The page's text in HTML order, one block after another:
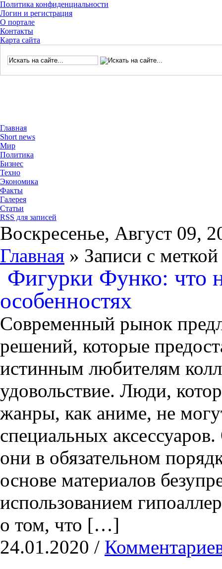
Политика конфиденциальности
Логин и регистрация
О портале
Контакты
Карта сайта
Главная
Short news
Мир
Политика
Бизнес
Техно
Экономика
Факты
Галерея
Статьи
RSS для записей
Воскресенье, Август 09,
Главная » Записи с
Фигурки Функо: что
особенностях
Современный рынок
решений, которые
истинным любителям
удовольствие. Люди,
жанры, как аниме, не
специальных
они в обязательном
основе материалов
использованием
о том, что […]
24.01.2020 /